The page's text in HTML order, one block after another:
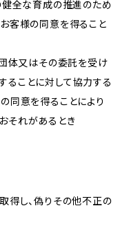
健全な育成の推進のため
客様の同意を得ること
団体又はその委託を受け
ことに対して協力する
同意を得ることにより
それがあるとき
得し、偽りその他不正の